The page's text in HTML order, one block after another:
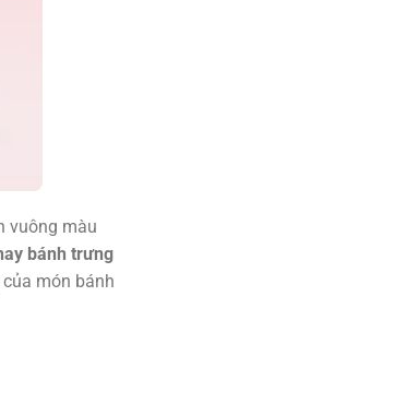
vuông màu
bánh trưng
món bánh